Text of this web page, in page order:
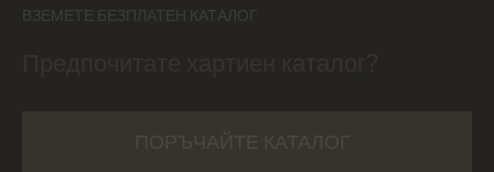
ВЗЕМЕТЕ БЕЗПЛАТЕН КАТАЛОГ